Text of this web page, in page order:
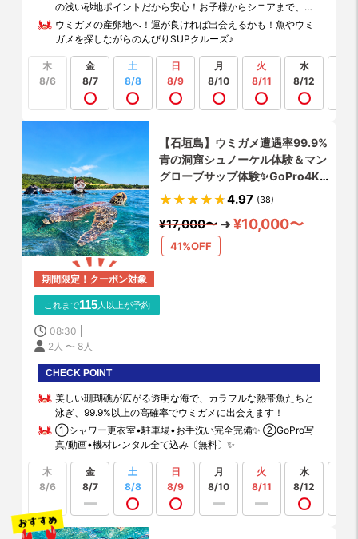
の浅い砂地ポイントだから安心！お子様からシニアまで、初
心者でも気軽に楽しめます！
ウミガメの産卵地へ！運が良ければ出会えるかも！魚やウミ
ガメを探しながらのんびりSUPクルーズ♪
木
8/6
金
8/7
土
8/8
日
8/9
月
8/10
火
8/11
水
8/12
【石垣島】ウミガメ遭遇率99.9%
青の洞窟シュノーケル体験＆マン
グローブサップ体験✨GoPro4K
写真・動画撮影無料プレゼント✨
✨
4.97 (38)
¥17,000〜 ¥10,000〜
41%OFF
期間限定！クーポン対象
これまで115人以上が予約
08:30
2人 〜 8人
CHECK POINT
美しい珊瑚礁が広がる透明な海で、カラフルな熱帯魚たちと
泳ぎ、99.9%以上の高確率でウミガメに出会えます！
①シャワー更衣室•駐車場•お手洗い完全完備✨ ②GoPro写
真/動画•機材レンタル全て込み〔無料〕✨
木
8/6
金
8/7
土
8/8
日
8/9
月
8/10
火
8/11
水
8/12